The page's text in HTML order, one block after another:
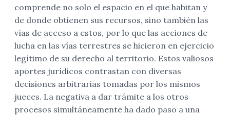
comprende no solo el espacio en el que habitan y
de donde obtienen sus recursos, sino también las
vías de acceso a estos, por lo que las acciones de
lucha en las vías terrestres se hicieron en ejercicio
legítimo de su derecho al territorio. Estos valiosos
aportes jurídicos contrastan con diversas
decisiones arbitrarias tomadas por los mismos
jueces. La negativa a dar trámite a los otros
procesos simultáneamente ha dado paso a una